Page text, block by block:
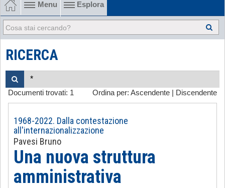
Menu Esplora
1902-1915 Gli esordi
1915-1945 Tra le due guerre
1945-1968 Dalla liberazione al '68
1968-2022 Dalla contestazione all'internazionalizzazione
-
RICERCA
Ordina per: Ascendente Discendente
Documenti trovati: 1
1968-2022. Dalla contestazione
all'internazionalizzazione
Pavesi Bruno
Una nuova struttura
amministrativa